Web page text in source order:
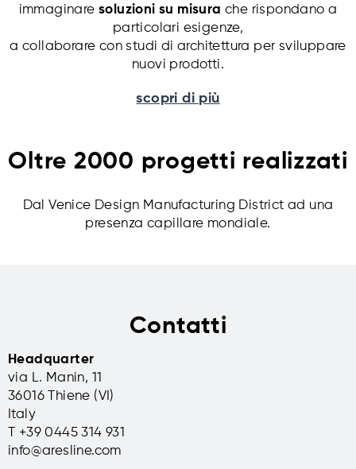
Organization,
Abu Dhabi,
scopri di più
Treviso, sede
Sant’Artemio,
operative, da quelle per
l’attesa alle sedute per
immaginare soluzioni su misura che rispondano a
particolari esigenze,
a collaborare con studi di architettura per sviluppare
nuovi prodotti.
scopri di più
Oltre 2000 progetti realizzati
Dal Venice Design Manufacturing District ad una
presenza capillare mondiale.
Contatti
Headquarter
via L. Manin, 11
36016 Thiene (VI)
Italy
T +39 0445 314 931
info@aresline.com